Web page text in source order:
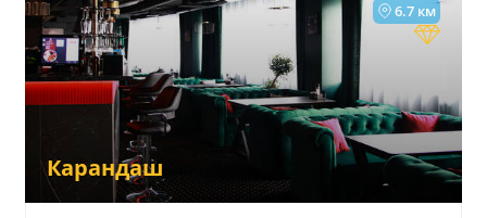
6.7 км
Карандаш